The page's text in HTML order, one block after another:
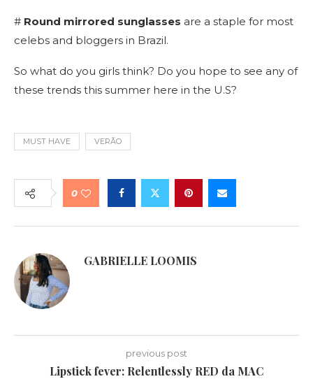
# Round mirrored sunglasses are a staple for most
celebs and bloggers in Brazil.
So what do you girls think? Do you hope to see any of
these trends this summer here in the U.S?
MUST HAVE VERÃO
0
GABRIELLE LOOMIS
previous post
Lipstick fever: Relentlessly RED da MAC